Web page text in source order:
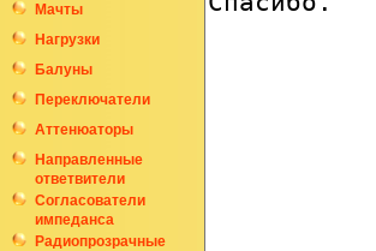
Мачты
Нагрузки
Балуны
Переключатели
Аттенюаторы
Направленные
ответвители
Согласователи
импеданса
Радиопрозрачные